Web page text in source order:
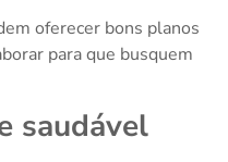
oferecer bons planos
para que busquem
saudável